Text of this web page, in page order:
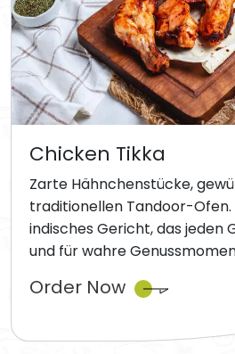
Chicken Tikka
Zarte Hähnchenstücke,
traditionellen Tandoor-Ofen.
indisches Gericht, das jeden
und für wahre
Order Now